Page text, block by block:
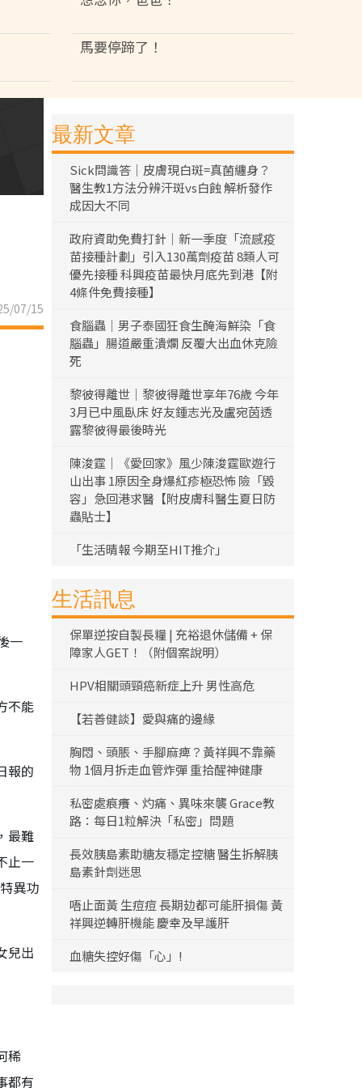
馬要停蹄了！
07/15
一
不能
報的
最難
止一
異功
兒出
稀
都有
最新文章
Sick問識答｜皮膚現白斑=真菌纏身？
醫生教1方法分辨汗斑vs白蝕 解析發作
成因大不同
政府資助免費打針｜新一季度「流感疫
苗接種計劃」引入130萬劑疫苗 8類人可
優先接種 科興疫苗最快月底先到港【附
4條件免費接種】
食腦蟲｜男子泰國狂食生醃海鮮染「食
腦蟲」腸道嚴重潰爛 反覆大出血休克險
死
黎彼得離世｜黎彼得離世享年76歲 今年
3月已中風臥床 好友鍾志光及盧宛茵透
露黎彼得最後時光
陳浚霆｜《愛回家》風少陳浚霆歐遊行
山出事 1原因全身爆紅疹極恐怖 險「毀
容」急回港求醫【附皮膚科醫生夏日防
蟲貼士】
「生活晴報 今期至HIT推介」
生活訊息
保單逆按自製長糧 | 充裕退休儲備 + 保
障家人GET！（附個案說明）
HPV相關頭頸癌新症上升 男性高危
【若善健談】愛與痛的邊緣
胸悶、頭脹、手腳麻痺？黃祥興不靠藥
物 1個月拆走血管炸彈 重拾醒神健康
私密處痕癢、灼痛、異味來襲 Grace教
路：每日1粒解決「私密」問題
長效胰島素助糖友穩定控糖 醫生拆解胰
島素針劑迷思
唔止面黃 生痘痘 長期攰都可能肝損傷 黃
祥興逆轉肝機能 慶幸及早護肝
血糖失控好傷「心」!